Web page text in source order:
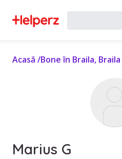
Acasă /Bone în Braila, Braila
Marius G